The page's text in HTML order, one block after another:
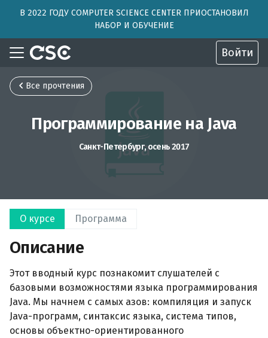
В 2022 ГОДУ COMPUTER SCIENCE CENTER ПРИОСТАНОВИЛ
НАБОР И ОБУЧЕНИЕ
Войти
Все прочтения
Программирование на Java
Санкт-Петербург, осень 2017
О курсе Программа
Описание
Этот вводный курс познакомит слушателей с
базовыми возможностями языка программирования
Java. Мы начнем с самых азов: компиляция и запуск
Java-программ, синтаксис языка, система типов,
основы объектно-ориентированного